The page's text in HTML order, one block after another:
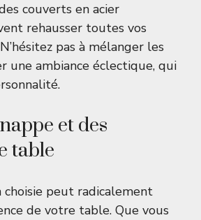
couverts en acier
rehausser toutes vos
pas à mélanger les
une ambiance éclectique, qui
et des
table
choisie peut radicalement
de votre table. Que vous